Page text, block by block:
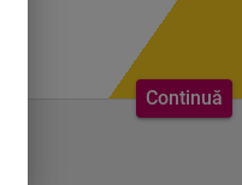
Continuă